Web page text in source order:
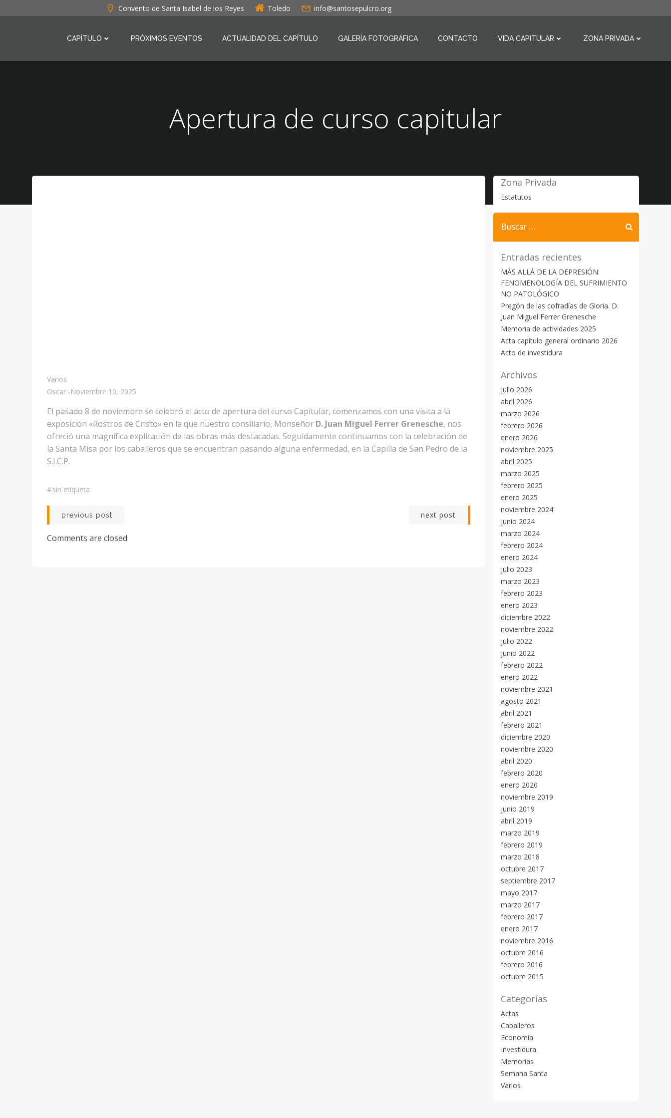
al
Convento de Santa Isabel de los Reyes Toledo info@santosepulcro.org
CAPÍTULO PRÓXIMOS EVENTOS ACTUALIDAD DEL CAPÍTULO GALERÍA FOTOGRÁFICA CONTACTO VIDA CAPITULAR ZONA PRIVADA
Apertura de curso capitular
Varios
Oscar -Noviembre 10, 2025
El pasado 8 de noviembre se celebró el acto de apertura del curso Capitular, comenzamos con una visita a la
exposición «Rostros de Cristo» en la que nuestro consiliario, Monseñor D. Juan Miguel Ferrer Grenesche, nos
ofreció una magnífica explicación de las obras más destacadas. Seguidamente continuamos con la celebración de
la Santa Misa por los caballeros que se encuentran pasando alguna enfermedad, en la Capilla de San Pedro de la
S.I.C.P.
#sin etiqueta
Navegación
por
previous post next post
Comments are closed
Zona Privada
Estatutos
Buscar:
Entradas recientes
MÁS ALLÁ DE LA DEPRESIÓN:
FENOMENOLOGÍA DEL SUFRIMIENTO
NO PATOLÓGICO
Pregón de las cofradías de Gloria. D.
Juan Miguel Ferrer Grenesche
Memoria de actividades 2025
Acta capítulo general ordinario 2026
Acto de investidura
Archivos
julio 2026
abril 2026
marzo 2026
febrero 2026
enero 2026
noviembre 2025
abril 2025
marzo 2025
febrero 2025
enero 2025
noviembre 2024
junio 2024
marzo 2024
febrero 2024
enero 2024
julio 2023
marzo 2023
febrero 2023
enero 2023
diciembre 2022
noviembre 2022
julio 2022
junio 2022
febrero 2022
enero 2022
noviembre 2021
agosto 2021
abril 2021
febrero 2021
diciembre 2020
noviembre 2020
abril 2020
febrero 2020
enero 2020
noviembre 2019
junio 2019
abril 2019
marzo 2019
febrero 2019
marzo 2018
octubre 2017
septiembre 2017
mayo 2017
marzo 2017
febrero 2017
enero 2017
noviembre 2016
octubre 2016
febrero 2016
octubre 2015
Categorías
Actas
Caballeros
Economía
Investidura
Memorias
Semana Santa
Varios